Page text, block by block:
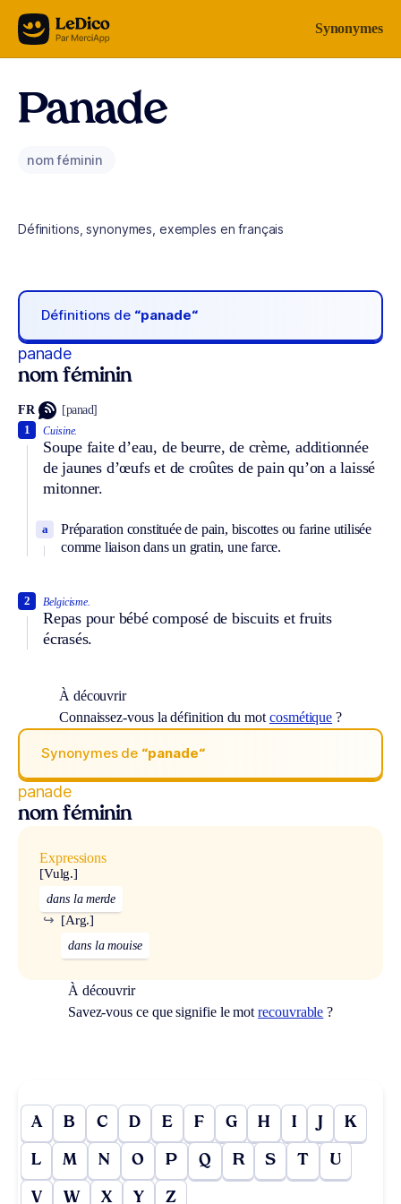
Aller au contenu Synonymes
Panade
nom féminin
Définitions, synonymes, exemples en français
Définitions de “panade“
panade
nom féminin
FR [panad]
Cuisine.
Soupe faite d’eau, de beurre, de crème, additionnée
de jaunes d’œufs et de croûtes de pain qu’on a laissé
mitonner.
1
Préparation constituée de pain, biscottes ou farine utilisée
comme liaison dans un gratin, une farce.
a
Belgicisme.
Repas pour bébé composé de biscuits et fruits
écrasés.
2
À découvrir
Connaissez-vous la définition du mot cosmétique ?
Synonymes de “panade“
panade
nom féminin
Expressions
[Vulg.]
dans la merde
[Arg.]
↪
dans la mouise
À découvrir
Savez-vous ce que signifie le motrecouvrable ?
A B C D E F G H I J K
L M N O P Q R S T U
V W X Y Z